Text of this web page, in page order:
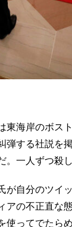
海岸のボス
弾する社説を
一人ずつ殺
自分のツイ
アの不正直な
使ってでたら